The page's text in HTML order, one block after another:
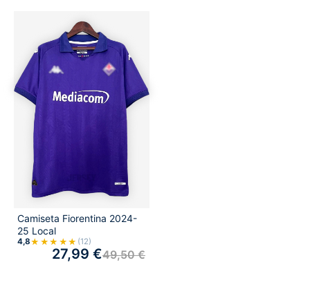
Camiseta Fiorentina 2024-
25 Local
4,8★★★★★ (12)
49,50€
27,99 €